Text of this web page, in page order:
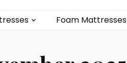
Foam Mattresses